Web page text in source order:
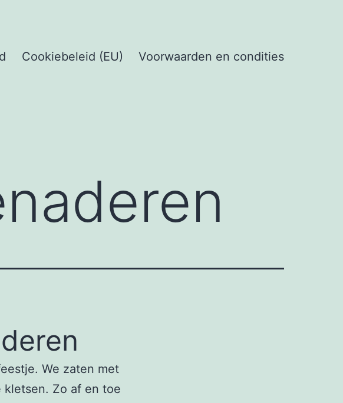
Cookiebeleid (EU) Voorwaarden en condities
We zaten met
kletsen. Zo af en toe